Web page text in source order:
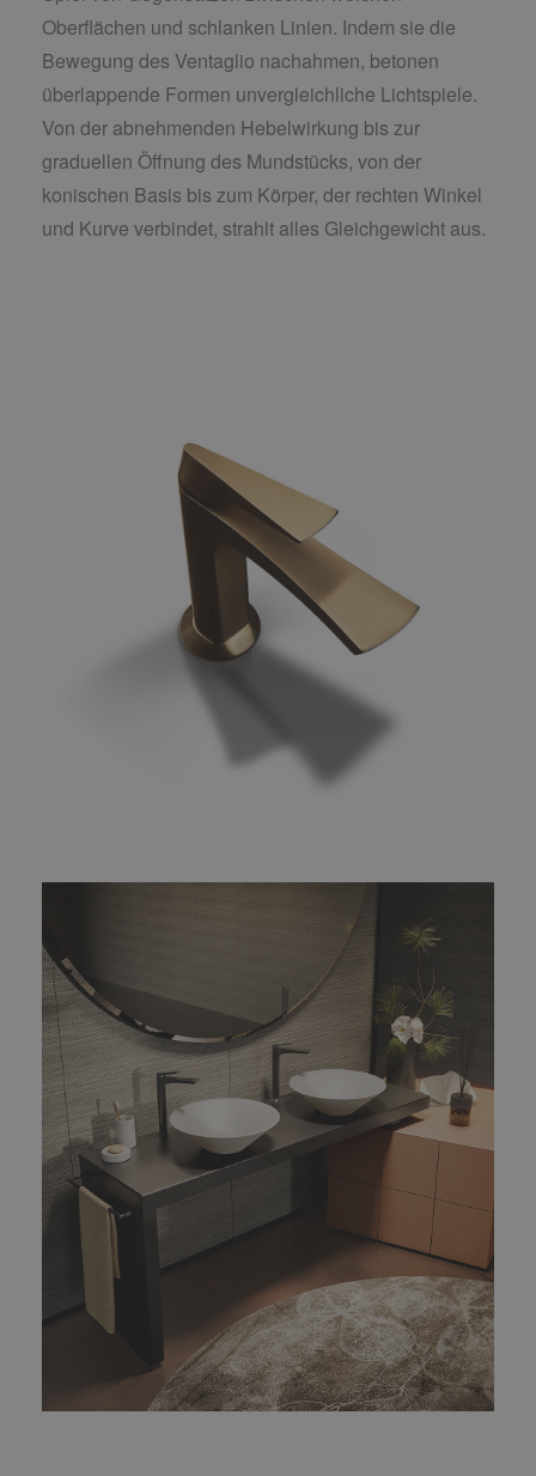
Oberflächen und schlanken Linien. Indem sie die
Bewegung des Ventaglio nachahmen, betonen
überlappende Formen unvergleichliche Lichtspiele.
Von der abnehmenden Hebelwirkung bis zur
graduellen Öffnung des Mundstücks, von der
konischen Basis bis zum Körper, der rechten Winkel
und Kurve verbindet, strahlt alles Gleichgewicht aus.